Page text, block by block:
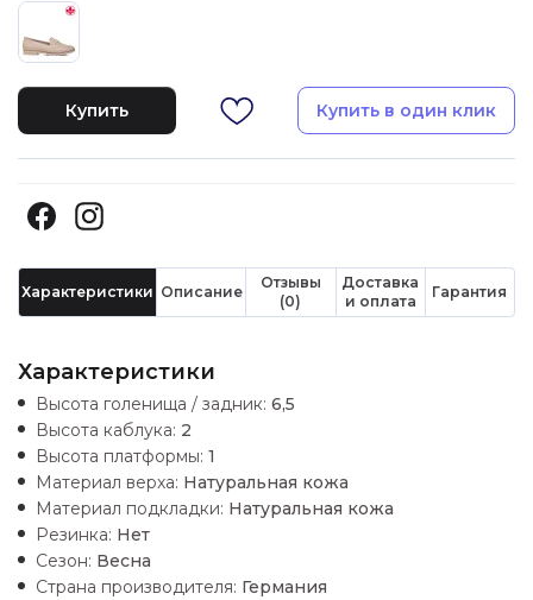
Купить Купить в один клик
Характеристики Описание
Отзывы
(0)
Доставка
и оплата
Гарантия
Характеристики
Высота голенища / задник: 6,5
Высота каблука: 2
Высота платформы: 1
Материал верха: Натуральная кожа
Материал подкладки: Натуральная кожа
Резинка: Нет
Сезон: Весна
Страна производителя: Германия